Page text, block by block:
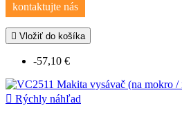
kontaktujte nás
 Vložiť do košíka
-57,10 €
 Rýchly náhľad